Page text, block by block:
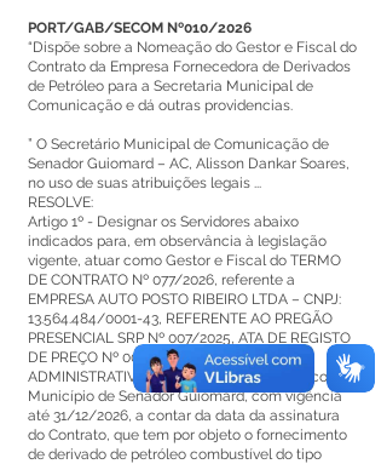
PORT/GAB/SECOM Nº010/2026
“Dispõe sobre a Nomeação do Gestor e Fiscal do
Contrato da Empresa Fornecedora de Derivados
de Petróleo para a Secretaria Municipal de
Comunicação e dá outras providencias.
” O Secretário Municipal de Comunicação de
Senador Guiomard – AC, Alisson Dankar Soares,
no uso de suas atribuições legais ...
RESOLVE:
Artigo 1º - Designar os Servidores abaixo
indicados para, em observância à legislação
vigente, atuar como Gestor e Fiscal do TERMO
DE CONTRATO Nº 077/2026, referente a
EMPRESA AUTO POSTO RIBEIRO LTDA – CNPJ:
13.564.484/0001-43, REFERENTE AO PREGÃO
PRESENCIAL SRP Nº 007/2025, ATA DE REGISTO
DE PREÇO Nº 001/2026, PROCESSO
ADMINISTRATIVO Nº 171/2025, Celebrado com o
Município de Senador Guiomard, com vigência
até 31/12/2026, a contar da data da assinatura
do Contrato, que tem por objeto o fornecimento
de derivado de petróleo combustível do tipo